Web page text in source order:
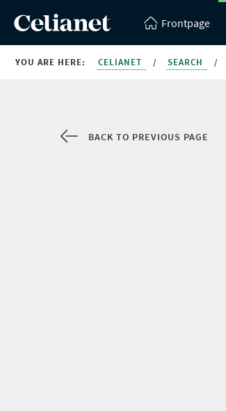
Frontpage
YOU ARE HERE: CELIANET / SEARCH /
BACK TO PREVIOUS PAGE